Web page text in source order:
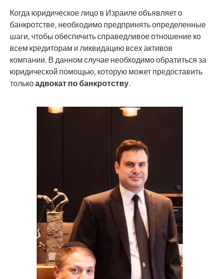
Когда юридическое лицо в Израиле объявляет о
банкротстве, необходимо предпринять определенные
шаги, чтобы обеспечить справедливое отношение ко
всем кредиторам и ликвидацию всех активов
компании. В данном случае необходимо обратиться за
юридической помощью, которую может предоставить
толькоадвокат по банкротству.